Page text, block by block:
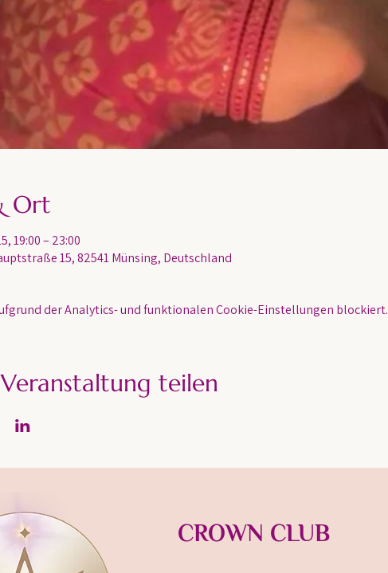
Ort
19:00 – 23:00
15, 82541 Münsing, Deutschland
der Analytics- und funktionalen Cookie-Einstellungen blockiert.
teilen
CROWN CLUB